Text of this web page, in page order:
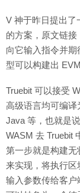
V 神于昨日提出了
的方案，原文链接
向它输入指令并
型可以构建出
Truebit 可以接受
高级语言均可编译
Java 等，也就是
WASM 去 Truebit
第一步就是构建
来实现，将执行
输入参数传给客户